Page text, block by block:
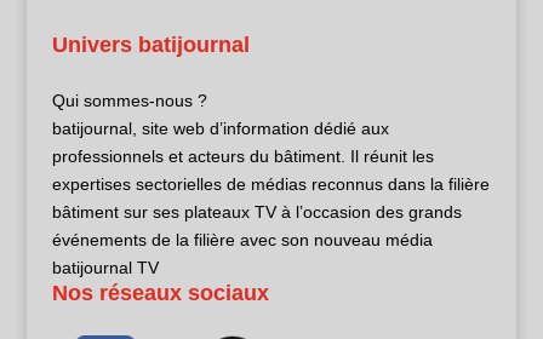
Univers batijournal
Qui sommes-nous ?
batijournal, site web d’information dédié aux
professionnels et acteurs du bâtiment. Il réunit les
expertises sectorielles de médias reconnus dans la filière
bâtiment sur ses plateaux TV à l’occasion des grands
événements de la filière avec son nouveau média
batijournal TV
Nos réseaux sociaux